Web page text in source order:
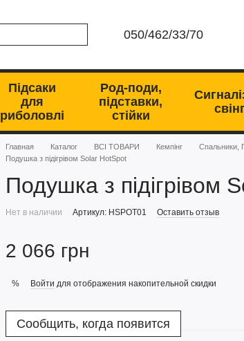
050/462/33/70
Підсаки
для
риболовлі
Род-поди,
підставки,
стійки
Главная Каталог ВСІ ТОВАРИ Кемпінг
Спальники,
Подушка з підігрівом Solar HotSpot
Подушка з підігрівом
Нет в наличии Артикул: HSPOT01 Оставить отзыв
2 066 грн
% Войти для отображения накопительной скидки
Сообщить, когда появится